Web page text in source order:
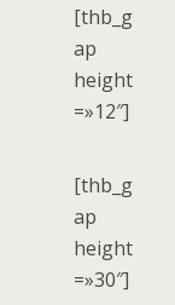
[thb_g
ap
height
=»12″]
[thb_g
ap
height
=»30″]